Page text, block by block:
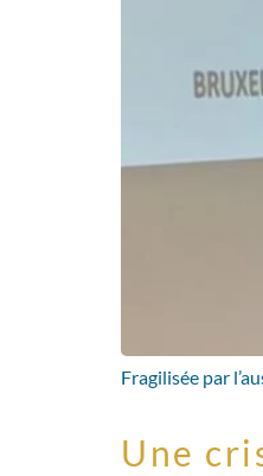
Fragilisée par
Une